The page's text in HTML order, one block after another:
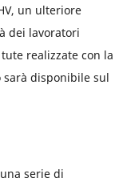
un ulteriore
dei lavoratori
realizzate con la
disponibile sul
serie di